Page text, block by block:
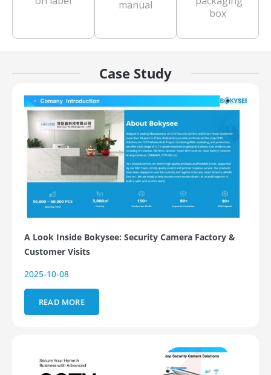
manual
box
Case Study
A Look Inside Bokysee: Security Camera Factory &
Customer Visits
2025-10-08
READ MORE